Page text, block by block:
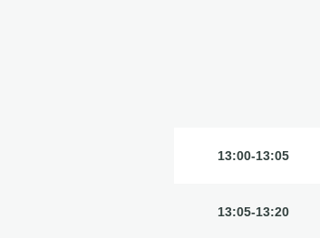
13:00-13:05
13:05-13:20